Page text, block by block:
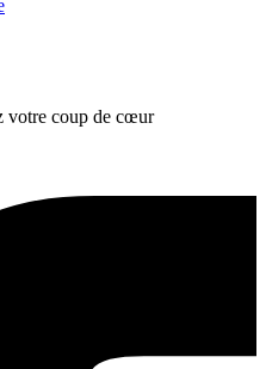
votre coup de cœur